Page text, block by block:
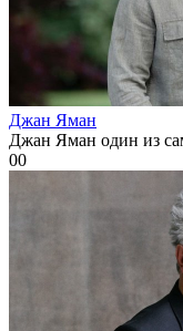
Джан Яман
Джан Яман один из
00